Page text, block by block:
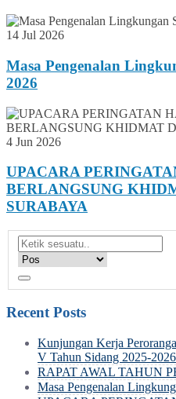
14 Jul 2026
Masa Pengenalan
2026
4 Jun 2026
UPACARA
BERLANGSUNG
SURABAYA
Recent Posts
Kunjungan Kerja
V Tahun Sidang 2025-2026
RAPAT AWAL TAHUN
Masa Pengenalan